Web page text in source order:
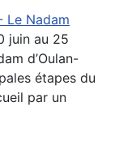
juin au 25
d’Oulan-
étapes du
par un